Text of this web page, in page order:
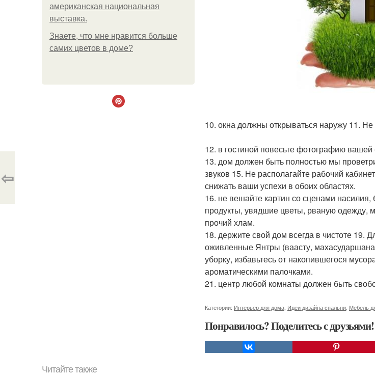
американская национальная
выставка.
Знаете, что мне нравится больше
самих цветов в доме?
10. окна должны открываться наружу 11.
12. в гостиной повесьте фотографию вашей
13. дом должен быть полностью мы
звуков 15. Не располагайте рабочий
снижать ваши успехи в обоих областях.
16. не вешайте картин со сценами
продукты, увядшие цветы, рваную одежду,
прочий хлам.
18. держите свой дом всегда в чистоте 19.
оживленные Янтры (ваасту,
уборку, избавьтесь от накопившегося
ароматическими палочками.
21. центр любой комнаты должен быть
Категории: Интерьер для дома Идеи дизайна спальни Мебель
Понравилось? Поделитесь с друзьями!
⇦
Читайте также